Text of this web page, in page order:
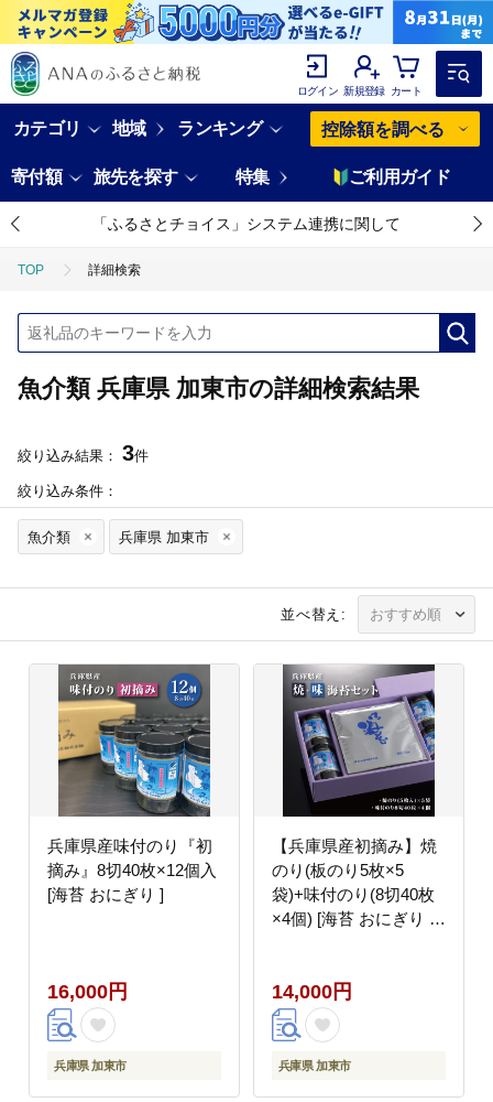
ログイン 新規登録 カート
カテゴリ 地域 ランキング 控除額を調べる
寄付額 旅先を探す 特集 ご利用ガイド
「ふるさとチョイス」システム連携に関して
TOP 詳細検索
魚介類 兵庫県 加東市の詳細検索結果
絞り込み結果： 3件
絞り込み条件：
魚介類 兵庫県 加東市
並べ替え:
兵庫県産味付のり『初
摘み』8切40枚×12個入
[海苔 おにぎり ]
16,000円
兵庫県 加東市
【兵庫県産初摘み】焼
のり(板のり5枚×5
袋)+味付のり(8切40枚
×4個) [海苔 おにぎり 巻
14,000円
兵庫県 加東市